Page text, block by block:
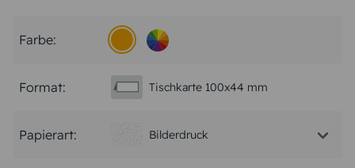
Farbe:
Format: Tischkarte 100x44 mm
Papierart: Bilderdruck